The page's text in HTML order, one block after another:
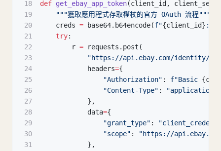
18
def get_ebay_app_token(client_id ,
19
"""獲取應用程式存取權杖的官方 OAuth 流程"""
20
    creds
= base64. b64encode(f"{client_id} :
21
try:
22
        r
= requests . post (
23
"https://api.ebay.com/identity/v1/
24
            headers
={
25
"Authorization" : f"Basic {
26
"Content-Type" :
"application/
27
} ,
28
            data
={
29
"grant_type" :
30
"scope" :
"https://
31
} ,